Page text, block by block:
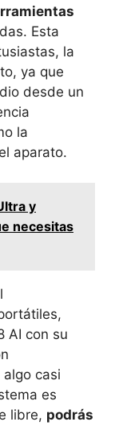
Esta
la
ya que
desde un
la
aparato.
y
necesitas
AI con su
casi
es
libre, podrás